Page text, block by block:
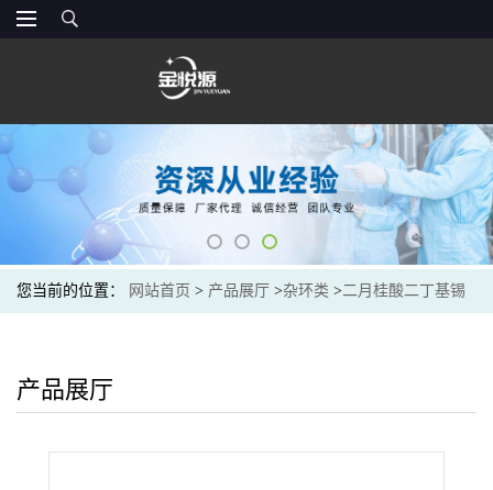
您当前的位置： 网站首页 > 产品展厅 >杂环类 >二月桂酸二丁基锡
产品展厅